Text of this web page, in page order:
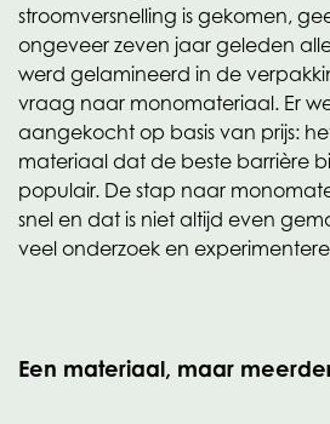
stroomversnelling is gekomen,
ongeveer zeven jaar geleden
werd gelamineerd in de
vraag naar monomateriaal. Er
aangekocht op basis van prijs:
materiaal dat de beste barrière
populair. De stap naar
snel en dat is niet altijd even
veel onderzoek en
Een materiaal, maar